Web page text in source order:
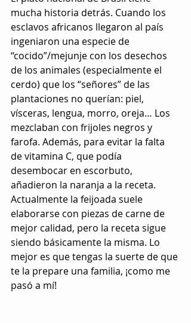
mucha historia detrás. Cuando los
esclavos africanos llegaron al país
ingeniaron una especie de
“cocido”/mejunje con los desechos
de los animales (especialmente el
cerdo) que los “señores” de las
plantaciones no querían: piel,
vísceras, lengua, morro, oreja… Los
mezclaban con frijoles negros y
farofa. Además, para evitar la falta
de vitamina C, que podía
desembocar en escorbuto,
añadieron la naranja a la receta.
Actualmente la feijoada suele
elaborarse con piezas de carne de
mejor calidad, pero la receta sigue
siendo básicamente la misma. Lo
mejor es que tengas la suerte de que
te la prepare una familia, ¡como me
pasó a mí!